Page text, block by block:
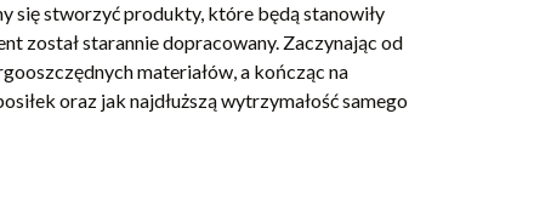
się stworzyć produkty, które będą stanowiły
został starannie dopracowany. Zaczynając od
materiałów, a kończąc na
oraz jak najdłuższą wytrzymałość samego